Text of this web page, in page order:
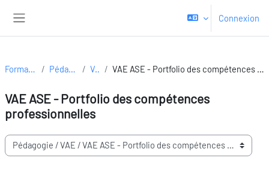
Connexion
Formations Pédagogie VAE VAE ASE - Portfolio des compétences professionnelles
VAE ASE - Portfolio des compétences
professionnelles
Domaines de formation